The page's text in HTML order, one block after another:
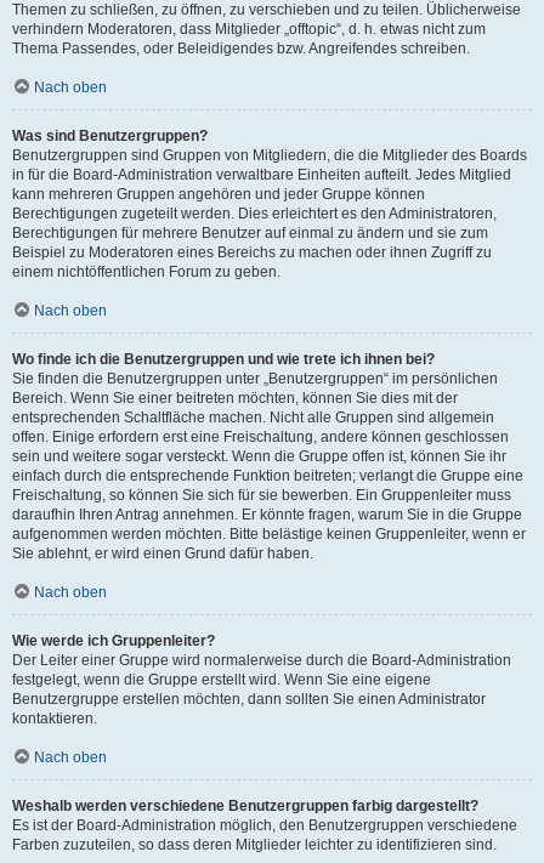
Themen zu schließen, zu öffnen, zu verschieben und zu teilen. Üblicherweise
verhindern Moderatoren, dass Mitglieder „offtopic“, d. h. etwas nicht zum
Thema Passendes, oder Beleidigendes bzw. Angreifendes schreiben.
Nach oben
Was sind Benutzergruppen?
Benutzergruppen sind Gruppen von Mitgliedern, die die Mitglieder des Boards
in für die Board-Administration verwaltbare Einheiten aufteilt. Jedes Mitglied
kann mehreren Gruppen angehören und jeder Gruppe können
Berechtigungen zugeteilt werden. Dies erleichtert es den Administratoren,
Berechtigungen für mehrere Benutzer auf einmal zu ändern und sie zum
Beispiel zu Moderatoren eines Bereichs zu machen oder ihnen Zugriff zu
einem nichtöffentlichen Forum zu geben.
Nach oben
Wo finde ich die Benutzergruppen und wie trete ich ihnen bei?
Sie finden die Benutzergruppen unter „Benutzergruppen“ im persönlichen
Bereich. Wenn Sie einer beitreten möchten, können Sie dies mit der
entsprechenden Schaltfläche machen. Nicht alle Gruppen sind allgemein
offen. Einige erfordern erst eine Freischaltung, andere können geschlossen
sein und weitere sogar versteckt. Wenn die Gruppe offen ist, können Sie ihr
einfach durch die entsprechende Funktion beitreten; verlangt die Gruppe eine
Freischaltung, so können Sie sich für sie bewerben. Ein Gruppenleiter muss
daraufhin Ihren Antrag annehmen. Er könnte fragen, warum Sie in die Gruppe
aufgenommen werden möchten. Bitte belästige keinen Gruppenleiter, wenn er
Sie ablehnt, er wird einen Grund dafür haben.
Nach oben
Wie werde ich Gruppenleiter?
Der Leiter einer Gruppe wird normalerweise durch die Board-Administration
festgelegt, wenn die Gruppe erstellt wird. Wenn Sie eine eigene
Benutzergruppe erstellen möchten, dann sollten Sie einen Administrator
kontaktieren.
Nach oben
Weshalb werden verschiedene Benutzergruppen farbig dargestellt?
Es ist der Board-Administration möglich, den Benutzergruppen verschiedene
Farben zuzuteilen, so dass deren Mitglieder leichter zu identifizieren sind.